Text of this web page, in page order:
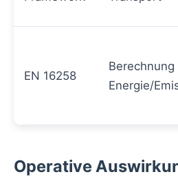
EN 16258
Berechnung
Energie/
Operative